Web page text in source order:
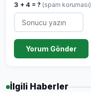
3 + 4 = ? (spam koruması)
Yorum Gönder
İlgili Haberler